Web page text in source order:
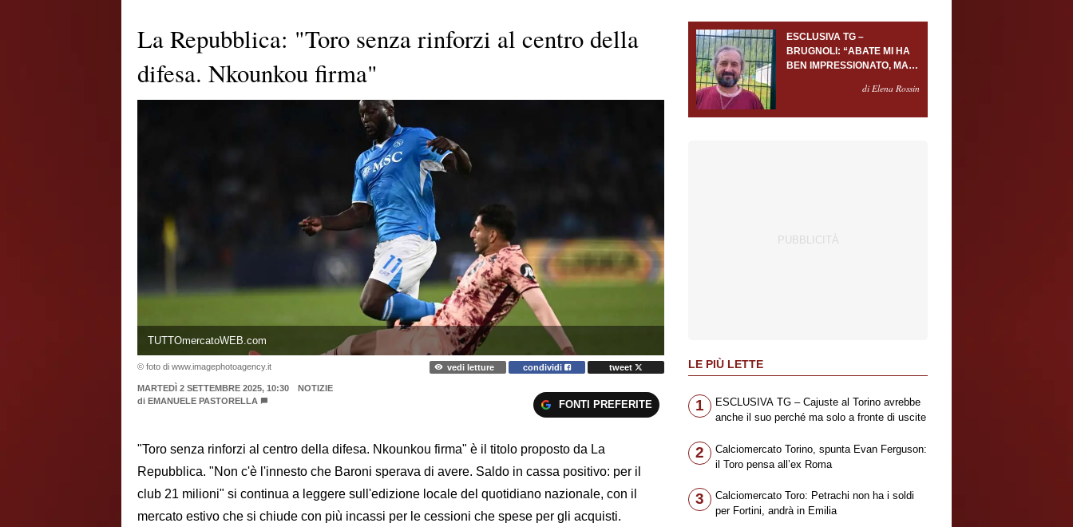
La Repubblica: "Toro senza rinforzi al centro della
difesa. Nkounkou firma"
TUTTOmercatoWEB.com
© foto di www.imagephotoagency.it vedi letture condividi tweet
MARTEDÌ 2 SETTEMBRE 2025, 10:30
NOTIZIE
di EMANUELE PASTORELLA FONTI PREFERITE
"Toro senza rinforzi al centro della difesa. Nkounkou firma" è il titolo proposto da La
Repubblica. "Non c'è l'innesto che Baroni sperava di avere. Saldo in cassa positivo: per il
club 21 milioni" si continua a leggere sull'edizione locale del quotidiano nazionale, con il
mercato estivo che si chiude con più incassi per le cessioni che spese per gli acquisti.
ESCLUSIVA TG –
BRUGNOLI: “ABATE MI HA
BEN IMPRESSIONATO, MA
PORTIERE SERVONOdi Elena Rossin
LE PIÙ LETTE
1
ESCLUSIVA TG – Cajuste al Torino avrebbe
anche il suo perché ma solo a fronte di uscite
2
Calciomercato Torino, spunta Evan Ferguson:
il Toro pensa all’ex Roma
3
Calciomercato Toro: Petrachi non ha i soldi
per Fortini, andrà in Emilia